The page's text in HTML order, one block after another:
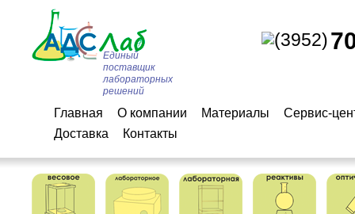
(3952)
Единый
поставщик
лабораторных
решений
Главная О компании Материалы
Сервис-
Доставка
Контакты